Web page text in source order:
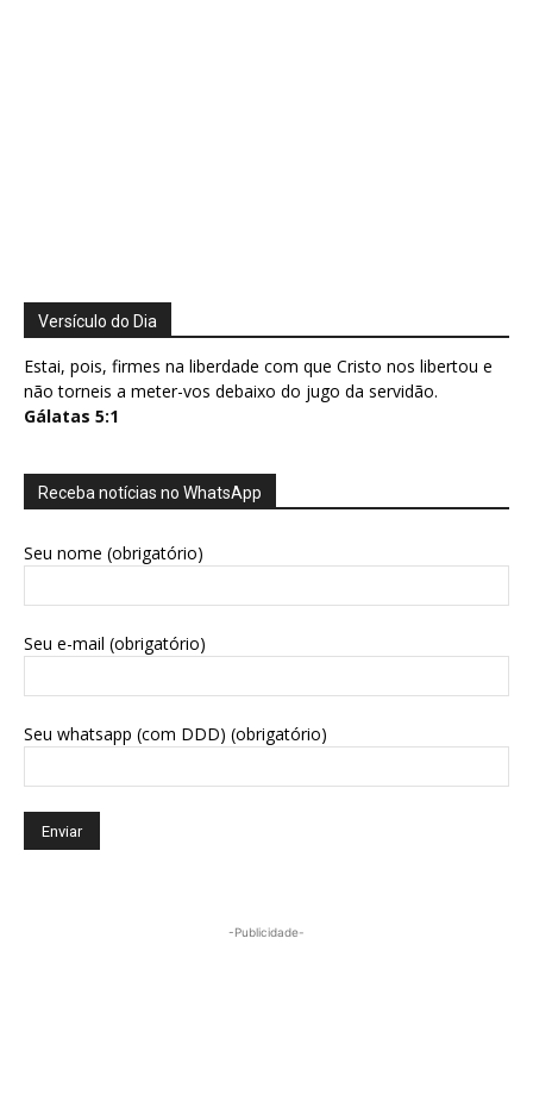
Versículo do Dia
Estai, pois, firmes na liberdade com que Cristo nos libertou e
não torneis a meter-vos debaixo do jugo da servidão.
Gálatas 5:1
Receba notícias no WhatsApp
Seu nome (obrigatório)
Seu e-mail (obrigatório)
Seu whatsapp (com DDD) (obrigatório)
-Publicidade-